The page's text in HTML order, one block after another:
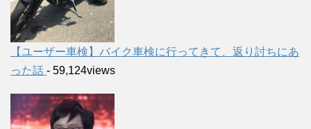
【ユーザー車検】バイク車検に行ってきて、返り討ちにあ
った話 - 59,124views